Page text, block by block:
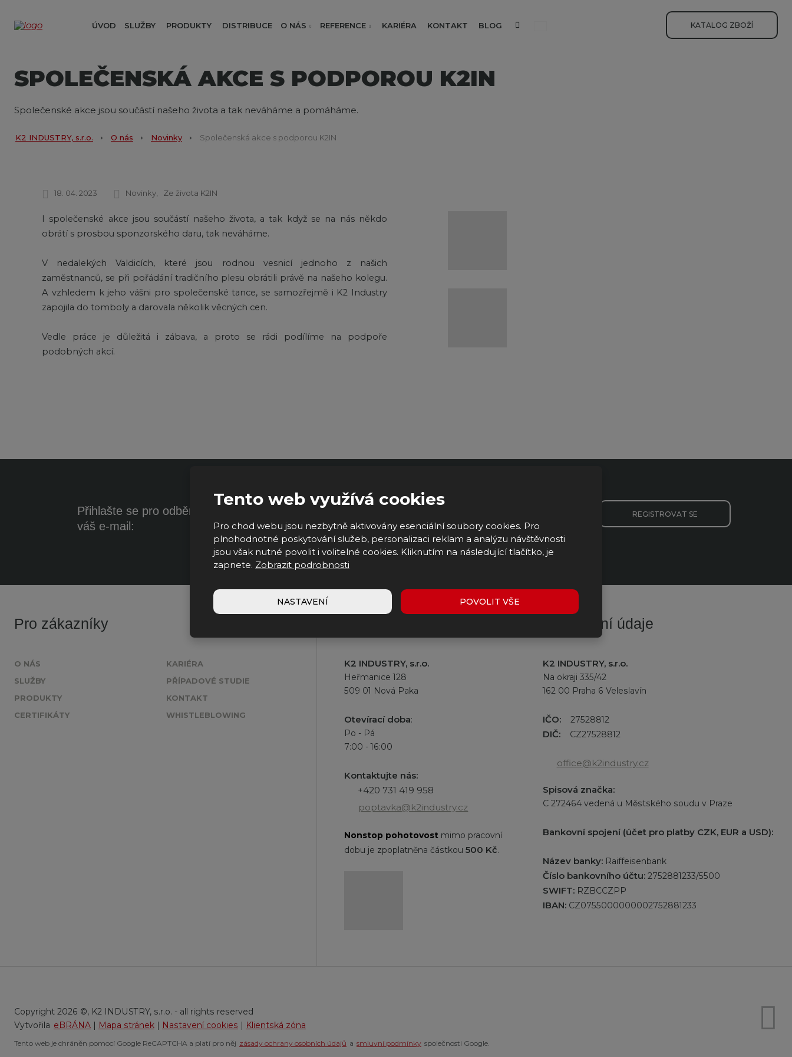
ÚVOD SLUŽBY PRODUKTY DISTRIBUCE O NÁS REFERENCE KARIÉRA KONTAKT BLOG Vyhledávání KATALOG ZBOŽÍ
SPOLEČENSKÁ AKCE S PODPOROU K2IN
Společenské akce jsou součástí našeho života a tak neváháme a pomáháme.
K2 INDUSTRY, s.r.o. O nás Novinky Společenská akce s podporou K2IN
18. 04. 2023 Novinky Ze života K2IN
I společenské akce jsou součástí našeho života, a tak když se na nás někdo
obrátí s prosbou sponzorského daru, tak neváháme.
V nedalekých Valdicích, které jsou rodnou vesnicí jednoho z našich
zaměstnanců, se při pořádání tradičního plesu obrátili právě na našeho kolegu.
A vzhledem k jeho vášni pro společenské tance, se samozřejmě i K2 Industry
zapojila do tomboly a darovala několik věcných cen.
Vedle práce je důležitá i zábava, a proto se rádi podílíme na podpoře
podobných akcí.
Přihlašte se pro odběr novinek na
váš e-mail:
Souhlasím
se
zpracováním
osobních
Souhlasím se zpracovánímosobních údajů.
REGISTROVAT SE
Formulář
se
nepodařilo
odeslat.
Pro zákazníky
O NÁS
SLUŽBY
PRODUKTY
CERTIFIKÁTY
KARIÉRA
PŘÍPADOVÉ STUDIE
KONTAKT
WHISTLEBLOWING
K2 INDUSTRY, s.r.o.
Heřmanice 128
509 01 Nová Paka
Otevírací doba:
Po - Pá
7:00 - 16:00
Kontaktujte nás:
+420 731 419 958
poptavka@k2industry.cz
Nonstop pohotovost mimo pracovní
dobu je zpoplatněna částkou500 Kč.
Fakturační údaje
K2 INDUSTRY, s.r.o.
Na okraji 335/42
162 00 Praha 6 Veleslavín
IČO: 27528812
DIČ: CZ27528812
office@k2industry.cz
Spisová značka:
C 272464 vedená u Městského soudu v Praze
Bankovní spojení (účet pro platby CZK, EUR a USD):
Název banky: Raiffeisenbank
Číslo bankovního účtu: 2752881233/5500
SWIFT: RZBCCZPP
IBAN: CZ0755000000002752881233
Copyright 2026 ©, K2 INDUSTRY, s.r.o. - all rights reserved
eBRÁNA | Mapa stránek | Nastavení cookies | Klientská zóna
Tento web je chráněn pomocí Google ReCAPTCHA a platí pro něj zásady ochrany osobních údajů a smluvní podmínky společnosti Google.
Tento web využívá cookies
Pro chod webu jsou nezbytně aktivovány esenciální soubory cookies. Pro
plnohodnotné poskytování služeb, personalizaci reklam a analýzu návštěvnosti
jsou však nutné povolit i volitelné cookies. Kliknutím na následující tlačítko, je
zapnete. Zobrazit podrobnosti
NASTAVENÍ POVOLIT VŠE